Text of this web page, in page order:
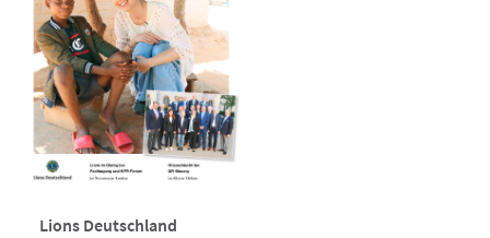
Lions Deutschland